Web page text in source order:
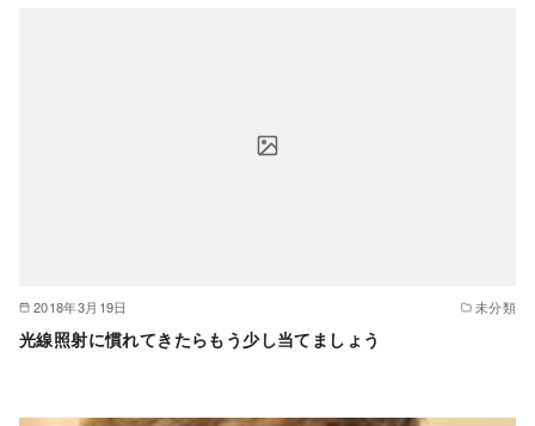
2018年3月19日 未分類
光線照射に慣れてきたらもう少し当てましょう